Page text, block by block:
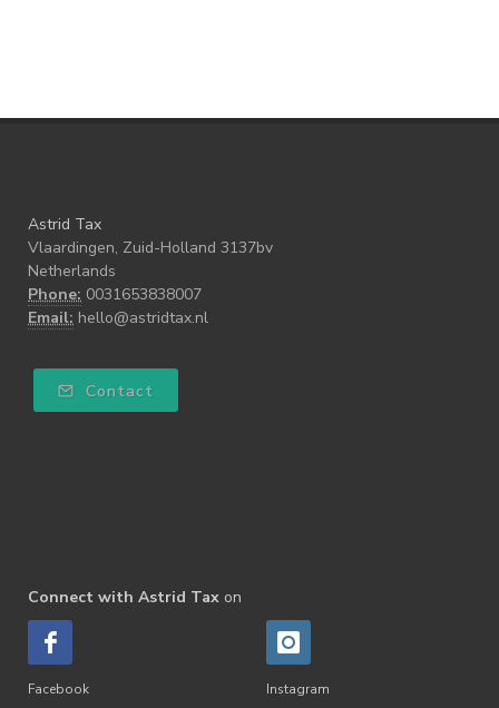
Astrid Tax
Vlaardingen, Zuid-Holland 3137bv
Netherlands
Phone: 0031653838007
Email: hello@astridtax.nl
Contact
Connect with Astrid Tax on
Facebook Instagram